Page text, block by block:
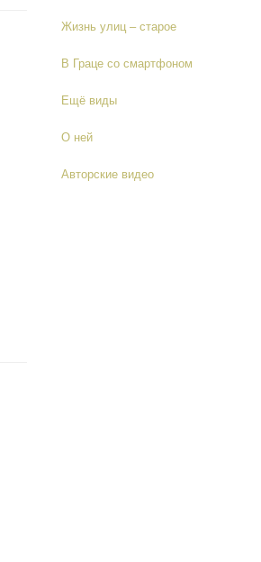
Жизнь улиц – старое
В Граце со смартфоном
Ещё виды
О ней
Авторские видео